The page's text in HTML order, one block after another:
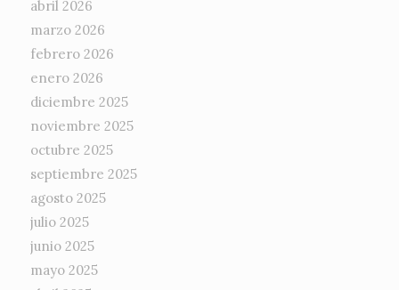
abril 2026
marzo 2026
febrero 2026
enero 2026
diciembre 2025
noviembre 2025
octubre 2025
septiembre 2025
agosto 2025
julio 2025
junio 2025
mayo 2025